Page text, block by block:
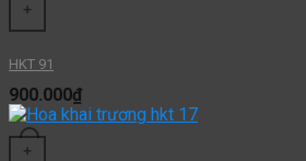
+
HKT 91
900.000₫
+